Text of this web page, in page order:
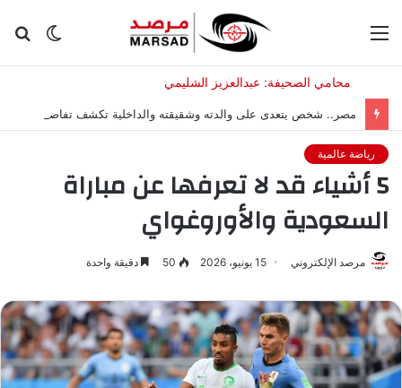
الوضع
مصر.. شخص يتعدى على والدته وشقيقته والداخلية تكشف تفاصيل
رياضة عالمية
5 أشياء قد لا تعرفها عن مباراة
السعودية والأوروغواي
مرصد الإلكتروني 15 يونيو، 2026 50 دقيقة واحدة